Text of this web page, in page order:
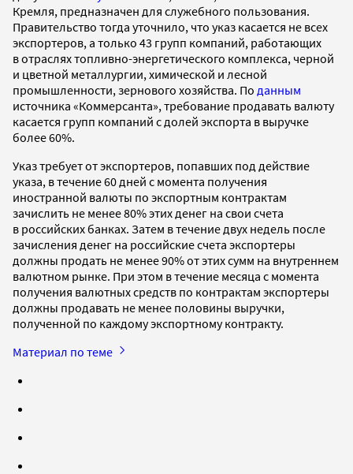
Кремля, предназначен для служебного пользования.
Правительство тогда уточнило, что указ касается не всех
экспортеров, а только 43 групп компаний, работающих
в отраслях топливно-энергетического комплекса, черной
и цветной металлургии, химической и лесной
промышленности, зернового хозяйства. По данным
источника «Коммерсанта», требование продавать валюту
касается групп компаний с долей экспорта в выручке
более 60%.
Указ требует от экспортеров, попавших под действие
указа, в течение 60 дней с момента получения
иностранной валюты по экспортным контрактам
зачислить не менее 80% этих денег на свои счета
в российских банках. Затем в течение двух недель после
зачисления денег на российские счета экспортеры
должны продать не менее 90% от этих сумм на внутреннем
валютном рынке. При этом в течение месяца с момента
получения валютных средств по контрактам экспортеры
должны продавать не менее половины выручки,
полученной по каждому экспортному контракту.
Материал по теме